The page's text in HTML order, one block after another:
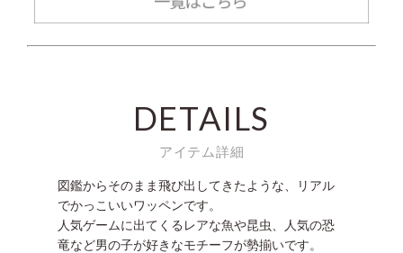
DETAILS
アイテム詳細
図鑑からそのまま飛び出してきたような、リアル
でかっこいいワッペンです。
人気ゲームに出てくるレアな魚や昆虫、人気の恐
竜など男の子が好きなモチーフが勢揃いです。